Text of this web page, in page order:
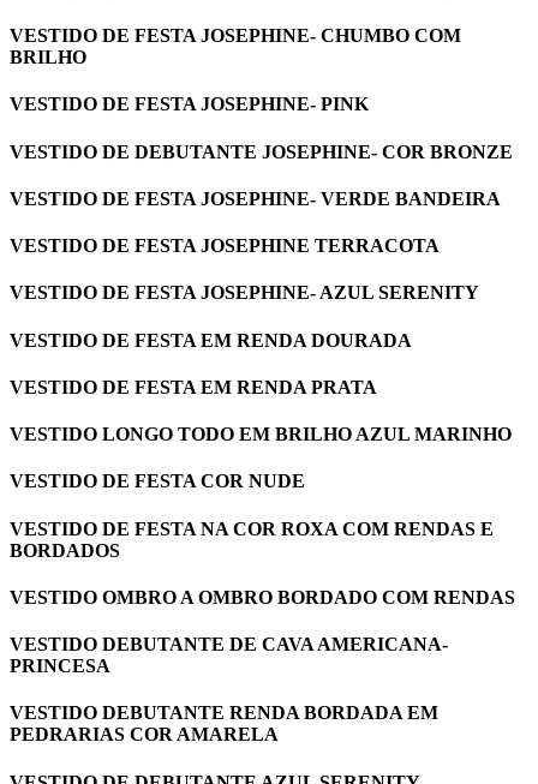
VESTIDO DE FESTA JOSEPHINE- CHUMBO COM
BRILHO
VESTIDO DE FESTA JOSEPHINE- PINK
VESTIDO DE DEBUTANTE JOSEPHINE- COR BRONZE
VESTIDO DE FESTA JOSEPHINE- VERDE BANDEIRA
VESTIDO DE FESTA JOSEPHINE TERRACOTA
VESTIDO DE FESTA JOSEPHINE- AZUL SERENITY
VESTIDO DE FESTA EM RENDA DOURADA
VESTIDO DE FESTA EM RENDA PRATA
VESTIDO LONGO TODO EM BRILHO AZUL MARINHO
VESTIDO DE FESTA COR NUDE
VESTIDO DE FESTA NA COR ROXA COM RENDAS E
BORDADOS
VESTIDO OMBRO A OMBRO BORDADO COM RENDAS
VESTIDO DEBUTANTE DE CAVA AMERICANA-
PRINCESA
VESTIDO DEBUTANTE RENDA BORDADA EM
PEDRARIAS COR AMARELA